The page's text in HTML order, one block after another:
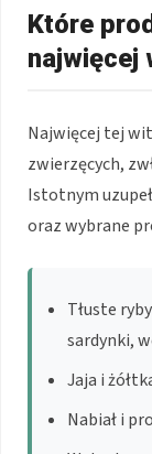
Które
najwięcej
Najwięcej tej
zwierzęcych,
Istotnym
oraz wybrane
Tłuste
sardynki,
Jaja i
Nabiał i